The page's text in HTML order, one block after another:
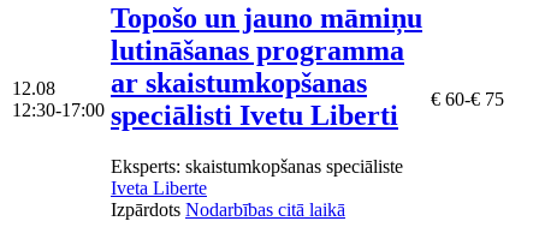
12.08
12:30-17:00
Topošo un jauno māmiņu
lutināšanas programma
ar skaistumkopšanas
speciālisti Ivetu Liberti
Eksperts: skaistumkopšanas speciāliste
Iveta Liberte
Izpārdots Nodarbības citā laikā
€ 60-€ 75